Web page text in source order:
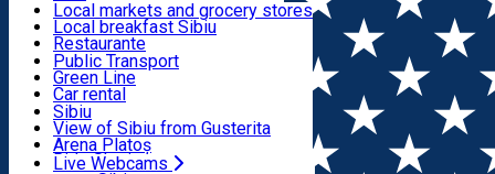
Transport & Parking
Live Webcams
Tour Guides
Guided tours
Publicații locale
Beauty salons
Loc de joacă outdoor
Ski
Ice skating
Yoga
Hostels
Motel
Camping
Renting rooms
Rooms for rent
Accommodation outside Sibiu
Local markets and grocery stores
Local breakfast Sibiu
Restaurante
Pizza
Fast Food
Coffee
Sweets
Pub, Bar
Night clubs
Bakeries
Public Transport
Green Line
Car rental
Rent a bike
Scooter rentals
Taxi
Ride Sharing
Sibiu
View of Sibiu from Gusterita
Arena Platoș
Live Webcams